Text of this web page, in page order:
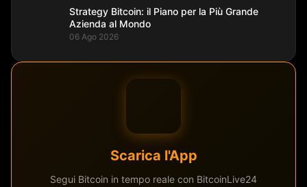
Strategy Bitcoin: il Piano per la Più Grande
Azienda al Mondo
06 Ago 2026
Scarica l'App
Segui Bitcoin in tempo reale con BitcoinLive24